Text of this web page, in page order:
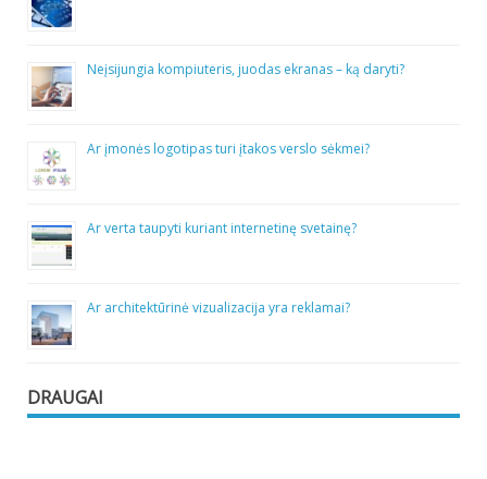
Neįsijungia kompiuteris, juodas ekranas – ką daryti?
Ar įmonės logotipas turi įtakos verslo sėkmei?
Ar verta taupyti kuriant internetinę svetainę?
Ar architektūrinė vizualizacija yra reklamai?
DRAUGAI